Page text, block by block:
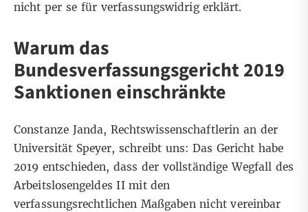
nicht per se für verfassungswidrig erklärt.
Warum das
Bundesverfassungsgericht 2019
Sanktionen einschränkte
Constanze Janda, Rechtswissenschaftlerin an der
Universität Speyer, schreibt uns: Das Gericht habe
2019 entschieden, dass der vollständige Wegfall des
Arbeitslosengeldes II mit den
verfassungsrechtlichen Maßgaben nicht vereinbar